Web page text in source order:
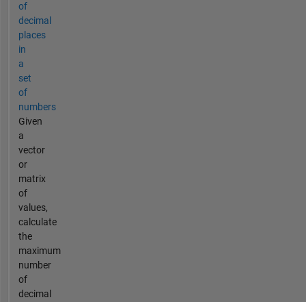
of
decimal
places
in
a
set
of
numbers
Given
a
vector
or
matrix
of
values,
calculate
the
maximum
number
of
decimal